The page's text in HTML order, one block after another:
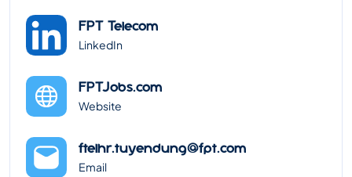
FPT Telecom
LinkedIn
FPTJobs.com
Website
ftelhr.tuyendung@fpt.com
Email